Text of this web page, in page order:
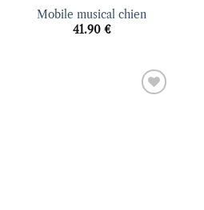
Mobile musical chien
41.90 €